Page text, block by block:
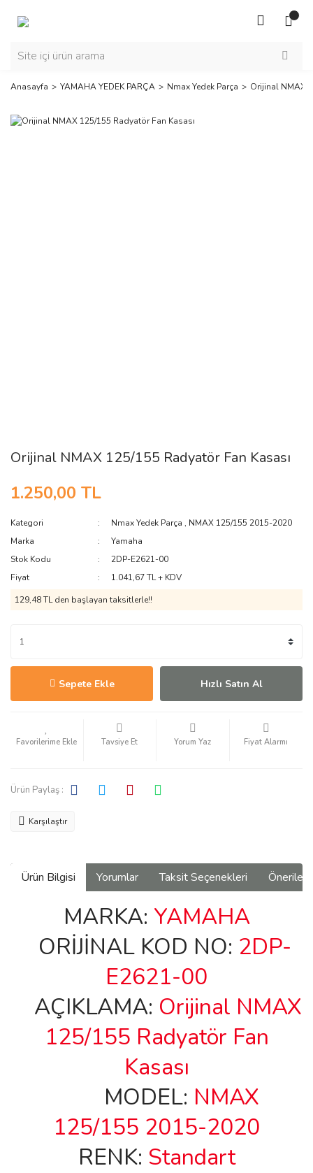
Anasayfa YAMAHA YEDEK PARÇA Nmax Yedek Parça Orijinal NMAX
Orijinal NMAX 125/155 Radyatör Fan Kasası
1.250,00 TL
Kategori Nmax Yedek Parça , NMAX 125/155 2015-2020
Marka
Yamaha
Stok Kodu
2DP-E2621-00
Fiyat
1.041,67 TL + KDV
129,48 TL den başlayan taksitlerle!!
Sepete Ekle Hızlı Satın Al
Tavsiye Et Yorum Yaz Fiyat Alarmı
Ürün Paylaş :
Karşılaştır
Ürün Bilgisi Yorumlar Taksit Seçenekleri
MARKA: YAMAHA
ORİJİNAL KOD NO: 2DP-
E2621-00
AÇIKLAMA: Orijinal NMAX
125/155 Radyatör Fan
Kasası
MODEL: NMAX
125/155 2015-2020
RENK: Standart